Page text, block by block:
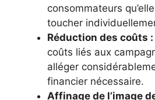
consommateurs
toucher
Réduction des coûts :
coûts liés aux
alléger
financier nécessaire.
Affinage de l’image